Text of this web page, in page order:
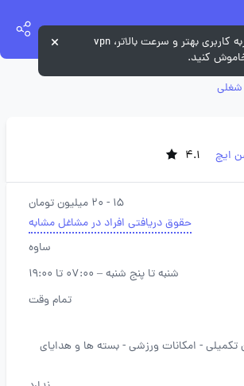
ایچ
4.1
15 - 20 میلیون تومان
حقوق دریافتی افراد در مشاغل مشابه
ساوه
شنبه تا پنج شنبه – 07:00 تا 19:00
تمام وقت
تکمیلی - امکانات ورزشی -بسته ها و هدایای
برای تجربه کاربری بهتر و سرعت بالاتر، vpn
کنید.